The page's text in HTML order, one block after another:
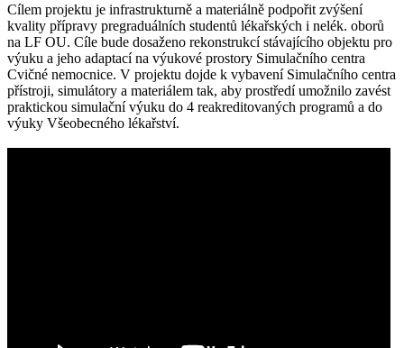
Cílem projektu je infrastrukturně a materiálně podpořit zvýšení
kvality přípravy pregraduálních studentů lékařských i nelék. oborů
na LF OU. Cíle bude dosaženo rekonstrukcí stávajícího objektu pro
výuku a jeho adaptací na výukové prostory Simulačního centra
Cvičné nemocnice. V projektu dojde k vybavení Simulačního centra
přístroji, simulátory a materiálem tak, aby prostředí umožnilo zavést
praktickou simulační výuku do 4 reakreditovaných programů a do
výuky Všeobecného lékařství.